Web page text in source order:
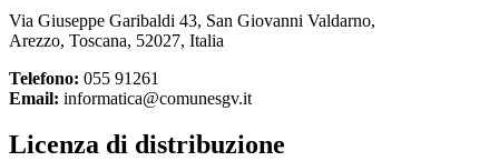
Via Giuseppe Garibaldi 43, San Giovanni Valdarno,
Arezzo, Toscana, 52027, Italia
Telefono: 055 91261
Email: informatica@comunesgv.it
Licenza di distribuzione